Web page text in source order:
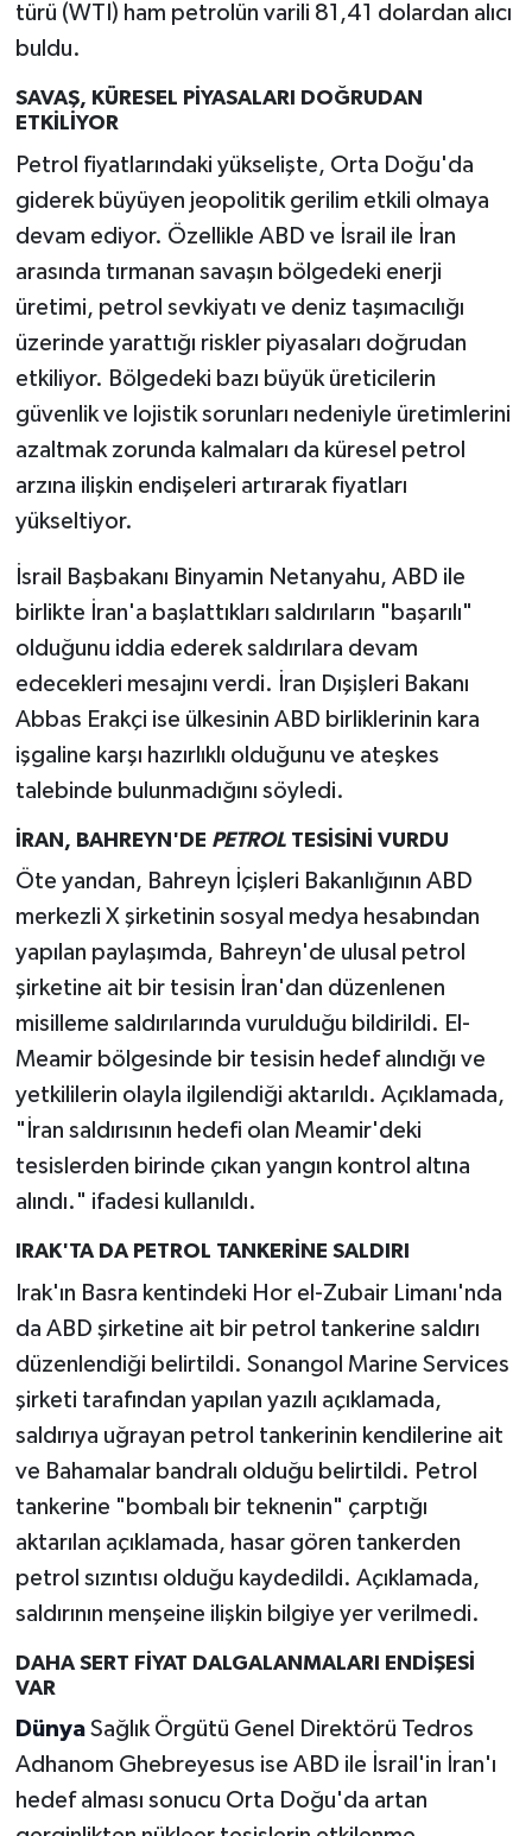
türü (WTI) ham petrolün varili 81,41 dolardan alıcı
buldu.
SAVAŞ, KÜRESEL PİYASALARI DOĞRUDAN
ETKİLİYOR
Petrol fiyatlarındaki yükselişte, Orta Doğu'da
giderek büyüyen jeopolitik gerilim etkili olmaya
devam ediyor. Özellikle ABD ve İsrail ile İran
arasında tırmanan savaşın bölgedeki enerji
üretimi, petrol sevkiyatı ve deniz taşımacılığı
üzerinde yarattığı riskler piyasaları doğrudan
etkiliyor. Bölgedeki bazı büyük üreticilerin
güvenlik ve lojistik sorunları nedeniyle üretimlerini
azaltmak zorunda kalmaları da küresel petrol
arzına ilişkin endişeleri artırarak fiyatları
yükseltiyor.
İsrail Başbakanı Binyamin Netanyahu, ABD ile
birlikte İran'a başlattıkları saldırıların "başarılı"
olduğunu iddia ederek saldırılara devam
edecekleri mesajını verdi. İran Dışişleri Bakanı
Abbas Erakçi ise ülkesinin ABD birliklerinin kara
işgaline karşı hazırlıklı olduğunu ve ateşkes
talebinde bulunmadığını söyledi.
İRAN, BAHREYN'DE PETROL TESİSİNİ VURDU
Öte yandan, Bahreyn İçişleri Bakanlığının ABD
merkezli X şirketinin sosyal medya hesabından
yapılan paylaşımda, Bahreyn'de ulusal petrol
şirketine ait bir tesisin İran'dan düzenlenen
misilleme saldırılarında vurulduğu bildirildi. El-
Meamir bölgesinde bir tesisin hedef alındığı ve
yetkililerin olayla ilgilendiği aktarıldı. Açıklamada,
"İran saldırısının hedefi olan Meamir'deki
tesislerden birinde çıkan yangın kontrol altına
alındı." ifadesi kullanıldı.
IRAK'TA DA PETROL TANKERİNE SALDIRI
Irak'ın Basra kentindeki Hor el-Zubair Limanı'nda
da ABD şirketine ait bir petrol tankerine saldırı
düzenlendiği belirtildi. Sonangol Marine Services
şirketi tarafından yapılan yazılı açıklamada,
saldırıya uğrayan petrol tankerinin kendilerine ait
ve Bahamalar bandralı olduğu belirtildi. Petrol
tankerine "bombalı bir teknenin" çarptığı
aktarılan açıklamada, hasar gören tankerden
petrol sızıntısı olduğu kaydedildi. Açıklamada,
saldırının menşeine ilişkin bilgiye yer verilmedi.
DAHA SERT FİYAT DALGALANMALARI ENDİŞESİ
VAR
DünyaSağlık Örgütü Genel Direktörü Tedros
Adhanom Ghebreyesus ise ABD ile İsrail'in İran'ı
hedef alması sonucu Orta Doğu'da artan